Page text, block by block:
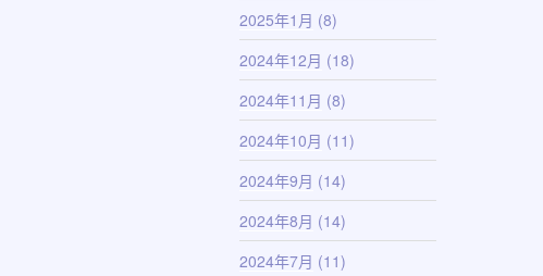
2025年1月 (8)
2024年12月 (18)
2024年11月 (8)
2024年10月 (11)
2024年9月 (14)
2024年8月 (14)
2024年7月 (11)